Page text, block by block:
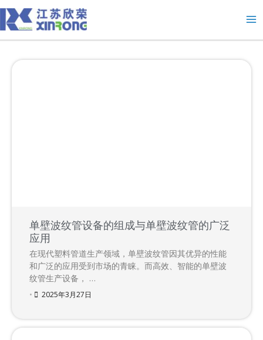
跳
至
内
容
单壁波纹管设备的组成与单壁波纹管的广泛
应用
在现代塑料管道生产领域，单壁波纹管因其优异的性能
和广泛的应用受到市场的青睐。而高效、智能的单壁波
纹管生产设备， …
• 2025年3月27日